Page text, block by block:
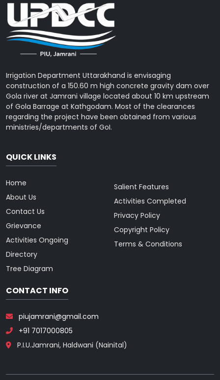
Irrigation Department Uttarakhand is envisaging
construction of a 150.60 m high concrete gravity dam over
Gola river at Jamrani village located about 10 km upstream
of Gola Barrage at Kathgodam. Most of the clearances
regarding the project have been obtained from various
ministries/departments of GoI.
QUICK LINKS
Home
About Us
Contact Us
Grievance
Activities Ongoing
Directory
Tree Diagram
Salient Features
Activities Completed
Privacy Policy
Copyright Policy
Terms & Conditions
CONTACT INFO
piujamrani@gmail.com
+91 7017000805
P.I.U.Jamrani, Haldwani (Nainital)